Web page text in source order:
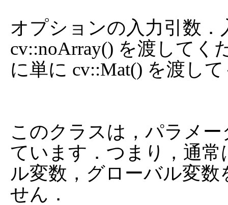
オプションの入力引数
cv::noArray() を渡してく
に単に cv::Mat() を渡し
このクラスは，パラメ
ています．つまり，通
ル変数，グローバル変
せん．